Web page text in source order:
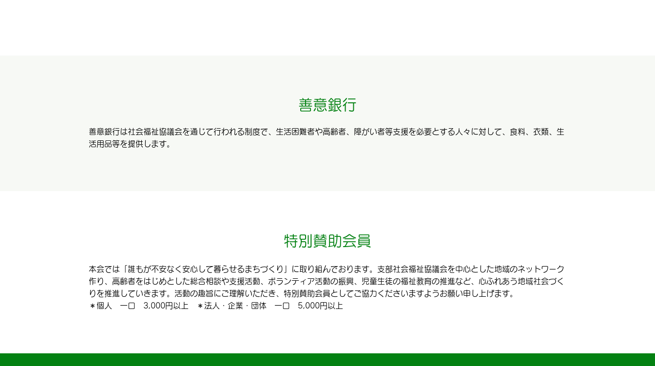
善意銀行
善意銀行は社会福祉協議会を通じて行われる制度で、生活困難者や高齢者、障がい者等支援を必要とする人々に対して、食料、衣類、生
活用品等を提供します。
特別賛助会員
本会では「誰もが不安なく安心して暮らせるまちづくり」に取り組んでおります。支部社会福祉協議会を中心とした地域のネットワーク
作り、高齢者をはじめとした総合相談や支援活動、ボランティア活動の振興、児童生徒の福祉教育の推進など、心ふれあう地域社会づく
りを推進していきます。活動の趣旨にご理解いただき、特別賛助会員としてご協力くださいますようお願い申し上げます。
＊個人 一口 3,000円以上 ＊法人・企業・団体 一口 5,000円以上